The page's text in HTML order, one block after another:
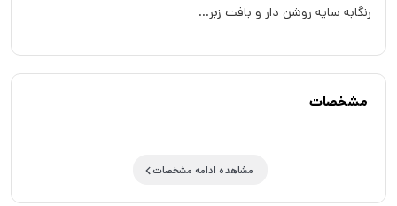
رنگابه سایه روشن دار و بافت زبر...
مشخصات
مشاهده ادامه مشخصات